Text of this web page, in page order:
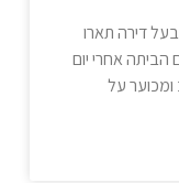
דירה תארו
אחרי יום
על